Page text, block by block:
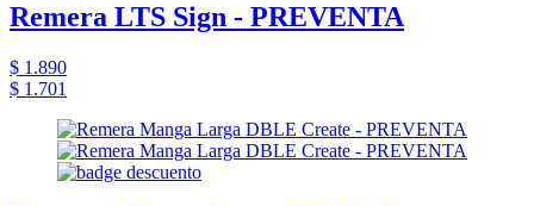
Remera LTS Sign - PREVENTA
$ 1.890
$ 1.701